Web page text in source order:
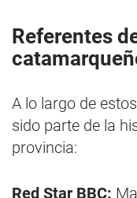
Referentes
A lo largo de
sido parte de la
provincia:
Red Star BBC: